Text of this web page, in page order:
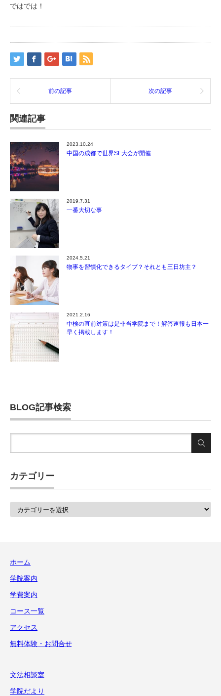
ではでは！
前の記事 次の記事
関連記事
2023.10.24
中国の成都で世界SF大会が開催
2019.7.31
一番大切な事
2024.5.21
物事を習慣化できるタイプ？それとも三日坊主？
2021.2.16
中検の直前対策は是非当学院まで！解答速報も日本一
早く掲載します！
BLOG記事検索
カテゴリー
ホーム
学院案内
学費案内
コース一覧
アクセス
無料体験・お問合せ
文法相談室
学院だより